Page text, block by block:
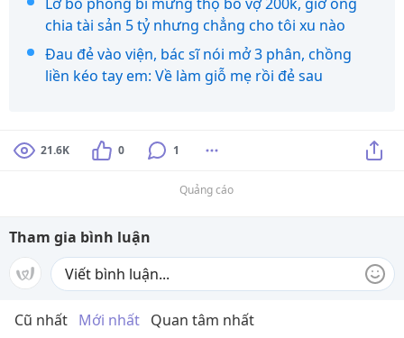
chia tài sản 5 tỷ nhưng chẳng cho tôi xu nào
Đau đẻ vào viện, bác sĩ nói mở 3 phân, chồng
liền kéo tay em: Về làm giỗ mẹ rồi đẻ sau
21.6K 0 1
Quảng cáo
Tham gia bình luận
Cũ nhất Mới nhất Quan tâm nhất